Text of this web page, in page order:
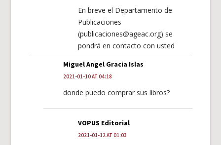
En breve el Departamento de
Publicaciones
(publicaciones@ageac.org) se
pondrá en contacto con usted
Miguel Angel Gracia Islas
2021-01-10 AT 04:18
donde puedo comprar sus libros?
VOPUS Editorial
2021-01-12 AT 01:03